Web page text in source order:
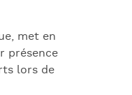
met en
présence
lors de